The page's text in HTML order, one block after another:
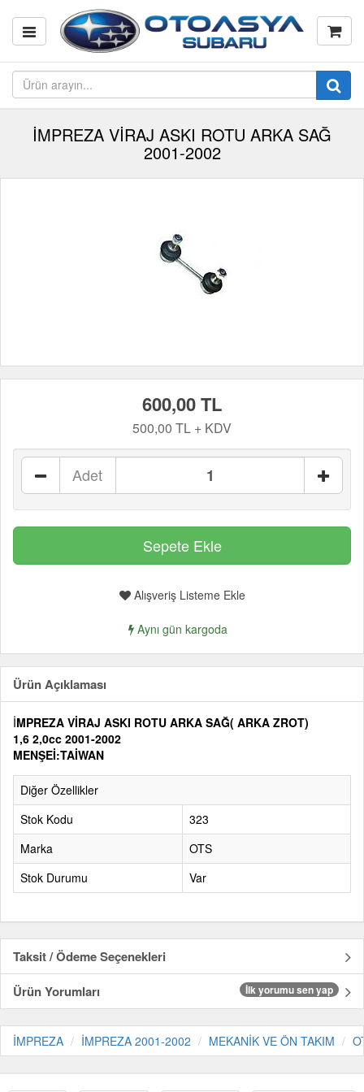
İMPREZA VİRAJ ASKI ROTU ARKA SAĞ
2001-2002
600,00 TL
500,00 TL + KDV
Adet
Alışveriş Listeme Ekle
Aynı gün kargoda
Ürün Açıklaması
İMPREZA VİRAJ ASKI ROTU ARKA SAĞ( ARKA ZROT)
1,6 2,0cc 2001-2002
MENŞEİ:TAİWAN
Diğer Özellikler
Stok Kodu
323
Marka
OTS
Stok Durumu
Var
Taksit / Ödeme Seçenekleri
Ürün Yorumları
İlk yorumu sen yap
İMPREZA İMPREZA 2001-2002 MEKANİK VE ÖN TAKIM